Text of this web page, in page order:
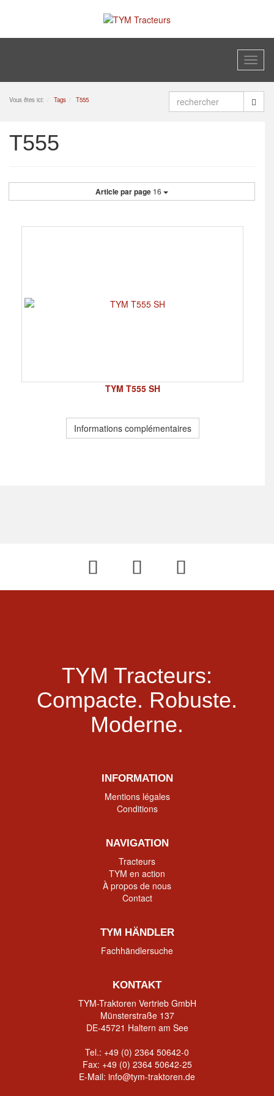
Vous êtes ici: Tags T555
T555
Article par page 16
TYM T555 SH
Informations complémentaires
TYM Tracteurs:
Compacte. Robuste.
Moderne.
INFORMATION
Mentions légales
Conditions
NAVIGATION
Tracteurs
TYM en action
À propos de nous
Contact
TYM HÄNDLER
Fachhändlersuche
KONTAKT
TYM-Traktoren Vertrieb GmbH
Münsterstraße 137
DE-45721 Haltern am See
Tel.: +49 (0) 2364 50642-0
Fax: +49 (0) 2364 50642-25
E-Mail: info@tym-traktoren.de